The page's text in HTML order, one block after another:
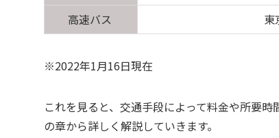
高速バス 東
※2022年1月16日現在
これを見ると、交通手段によって料金や所要
の章から詳しく解説していきます。